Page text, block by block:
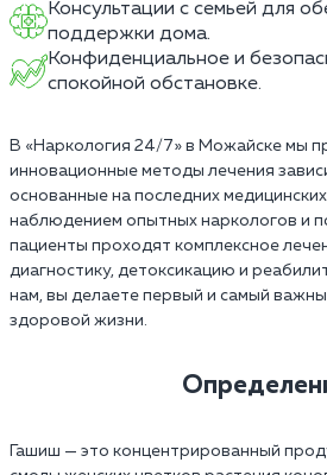
Консультации с семьей для
поддержки дома.
Конфиденциальное и
спокойной обстановке.
В «Наркология 24/7» в Можайске мы
инновационные методы лечения
основанные на последних
наблюдением опытных наркологов и
пациенты проходят комплексное
диагностику, детоксикацию и
нам, вы делаете первый и самый
здоровой жизни.
Гашиш — это концентрированный